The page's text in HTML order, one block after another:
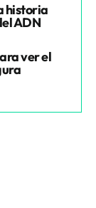
historia
ADN
ver el